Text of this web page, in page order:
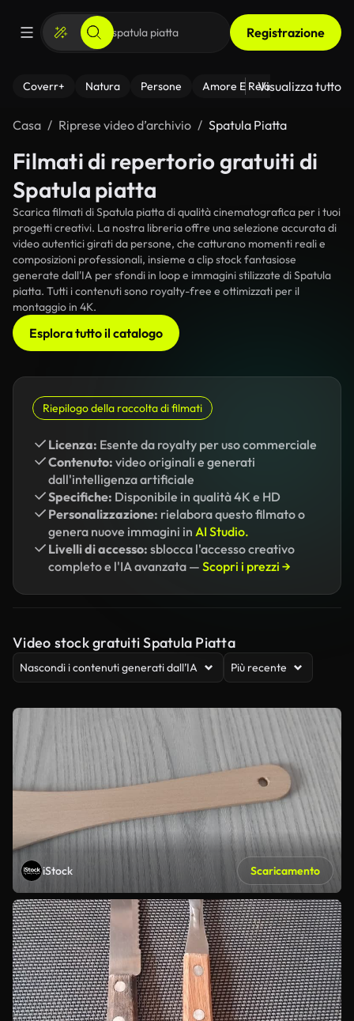
Registrazione
Coverr+ Natura Persone Amore E Relazioni Il
Visualizza tutto
Casa Riprese video d’archivio Spatula Piatta
Filmati di repertorio gratuiti di
Spatula piatta
Scarica filmati di Spatula piatta di qualità cinematografica per i tuoi
progetti creativi. La nostra libreria offre una selezione accurata di
video autentici girati da persone, che catturano momenti reali e
composizioni professionali, insieme a clip stock fantasiose
generate dall'IA per sfondi in loop e immagini stilizzate di Spatula
piatta. Tutti i contenuti sono royalty-free e ottimizzati per il
montaggio in 4K.
Esplora tutto il catalogo
Riepilogo della raccolta di filmati
Licenza: Esente da royalty per uso commerciale
Contenuto: video originali e generati
dall'intelligenza artificiale
Specifiche: Disponibile in qualità 4K e HD
Personalizzazione: rielabora questo filmato o
genera nuove immagini in AI Studio.
Livelli di accesso: sblocca l'accesso creativo
completo e l'IA avanzata — Scopri i prezzi →
Video stock gratuiti Spatula Piatta
Nascondi i contenuti generati dall’IA Più recente
iStock Scaricamento